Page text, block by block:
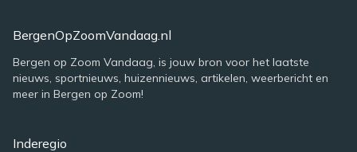
BergenOpZoomVandaag.nl
Bergen op Zoom Vandaag, is jouw bron voor het laatste
nieuws, sportnieuws, huizennieuws, artikelen, weerbericht en
meer in Bergen op Zoom!
Inderegio